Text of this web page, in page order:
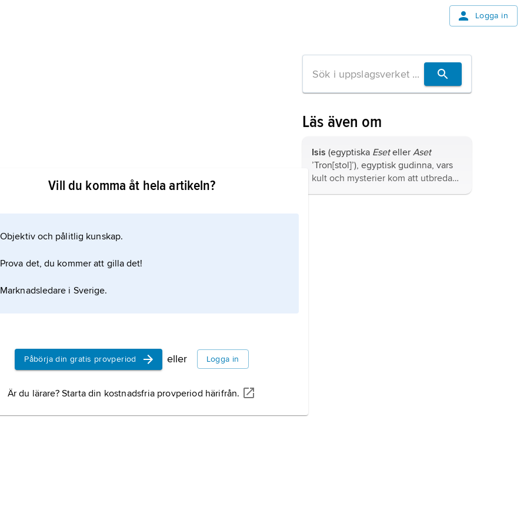
Logga in
av grekerna
besegrades av brorsonen Horus. Han
utstående öron. Ofta betraktad som ett rent
identifierades han med de semitiska
Vill du komma åt hela artikeln?
Objektiv och pålitlig kunskap.
Prova det, du kommer att gilla det!
Marknadsledare i Sverige.
Påbörja din gratis provperiod eller Logga in
Är du lärare? Starta din kostnadsfria provperiod härifrån.
Läs även om
Isis (egyptiska Eseteller Aset
’Tron[stol]’), egyptisk gudinna, vars
kult och mysterier kom att utbreda
sig över den antika världen.